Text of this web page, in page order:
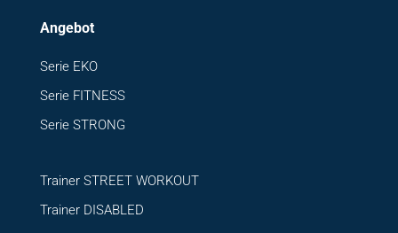
Angebot
Serie EKO
Serie FITNESS
Serie STRONG
Trainer STREET WORKOUT
Trainer DISABLED